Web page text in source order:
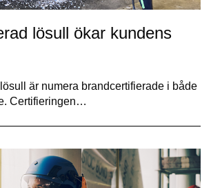
lösull ökar kundens
är numera brandcertifierade i både
Certifieringen…